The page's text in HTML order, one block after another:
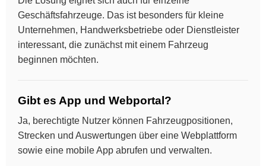
Geschäftsfahrzeuge. Das ist besonders für kleine
Unternehmen, Handwerksbetriebe oder Dienstleister
interessant, die zunächst mit einem Fahrzeug
beginnen möchten.
Gibt es App und Webportal?
Ja, berechtigte Nutzer können Fahrzeugpositionen,
Strecken und Auswertungen über eine Webplattform
sowie eine mobile App abrufen und verwalten.